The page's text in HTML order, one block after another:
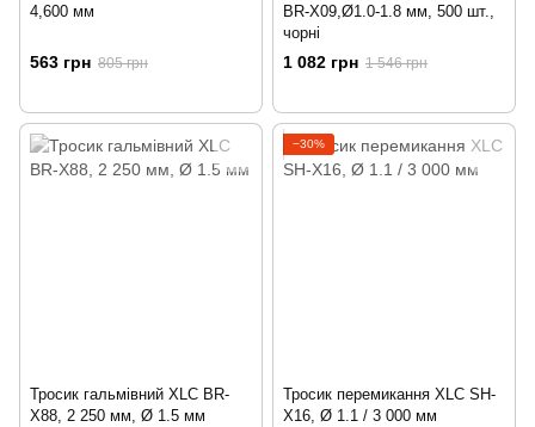
4,600 мм
563 грн 805 грн
BR-X09,Ø1.0-1.8 мм, 500 шт.,
чорні
1 082 грн 1 546 грн
Тросик гальмівний XLC BR-
X88, 2 250 мм, Ø 1.5 мм
−30%
Тросик перемикання XLC SH-
X16, Ø 1.1 / 3 000 мм